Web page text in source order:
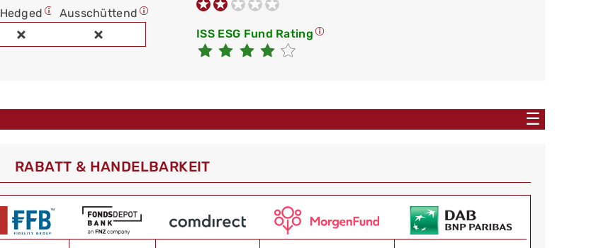
Hedged
Ausschüttend
ISS ESG Fund Rating
☰
RABATT & HANDELBARKEIT